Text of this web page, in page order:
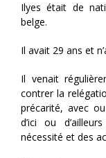
Ilyes était de
belge.
Il avait 29 ans et
Il venait
contrer la
précarité, avec
d’ici ou
nécessité et des